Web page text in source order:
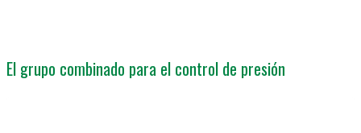
El grupo combinado para el control de presión